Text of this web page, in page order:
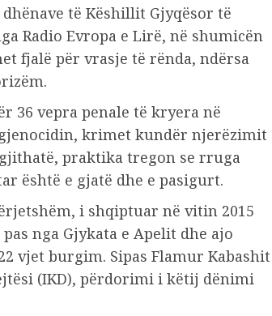
të Këshillit Gjyqësor të
Radio Evropa e Lirë, në shumicën
fjalë për vrasje të rënda, ndërsa
36 vepra penale të kryera në
krimet kundër njerëzimit
praktika tregon se rruga
është e gjatë dhe e pasigurt.
i shqiptuar në vitin 2015
nga Gjykata e Apelit dhe ajo
vjet burgim. Sipas Flamur Kabashit
(IKD), përdorimi i këtij dënimi